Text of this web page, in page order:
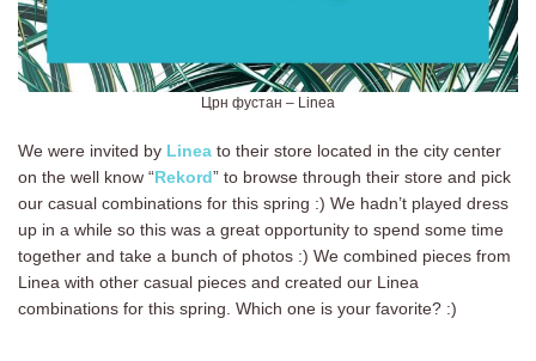
Црн фустан – Linea
We were invited by Linea to their store located in the city center
on the well know “Rekord” to browse through their store and pick
our casual combinations for this spring :) We hadn’t played dress
up in a while so this was a great opportunity to spend some time
together and take a bunch of photos :) We combined pieces from
Linea with other casual pieces and created our Linea
combinations for this spring. Which one is your favorite? :)